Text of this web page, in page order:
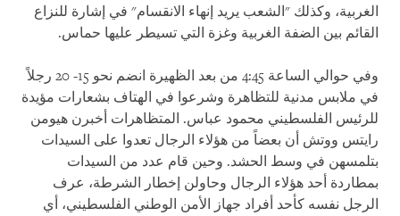
الغربية، وكذلك "الشعب يريد إنهاء الانقسام" في إشارة للنزاع
القائم بين الضفة الغربية وغزة التي تسيطر عليها حماس.
وفي حوالي الساعة 4:45 من بعد الظهيرة انضم نحو 15- 20 رجلاً
في ملابس مدنية للتظاهرة وشرعوا في الهتاف بشعارات مؤيدة
للرئيس الفلسطيني محمود عباس. المتظاهرات أخبرن هيومن
رايتس ووتش أن بعضاً من هؤلاء الرجال تعدوا على السيدات
بتلمسهن في وسط الحشد. وحين قام عدد من السيدات
بمطاردة أحد هؤلاء الرجال وحاولن إخطار الشرطة، عرف
الرجل نفسه كأحد أفراد جهاز الأمن الوطني الفلسطيني، أي